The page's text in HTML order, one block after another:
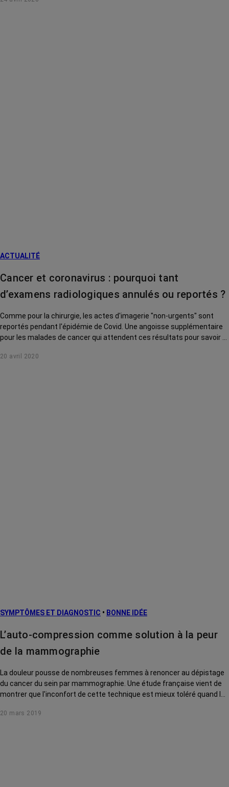
ACTUALITÉ
Cancer et coronavirus : pourquoi tant
d’examens radiologiques annulés ou reportés ?
Comme pour la chirurgie, les actes d'imagerie "non-urgents" sont
reportés pendant l'épidémie de Covid. Une angoisse supplémentaire
pour les malades de cancer qui attendent ces résultats pour savoir si
quelles conditions de sécurité ? On fait le point avec les chefs de
20 avril 2020
SYMPTÔMES ET DIAGNOSTIC • BONNE IDÉE
L’auto-compression comme solution à la peur
de la mammographie
La douleur pousse de nombreuses femmes à renoncer au dépistage
du cancer du sein par mammographie. Une étude française vient de
montrer que l'inconfort de cette technique est mieux toléré quand les
20 mars 2019